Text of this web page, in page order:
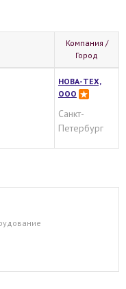
Компания /
Город
НОВА-ТЕХ,
ООО
Санкт-
Петербург